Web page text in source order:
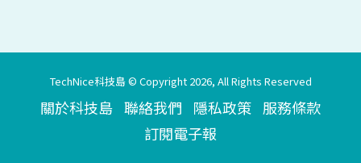
TechNice科技島 © Copyright 2026, All Rights Reserved
關於科技島 聯絡我們 隱私政策 服務條款
訂閱電子報